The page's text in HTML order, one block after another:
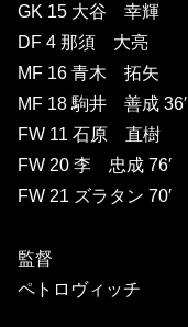
GK 15 大谷 幸輝
DF 4 那須 大亮
MF 16 青木 拓矢
MF 18 駒井 善成 36′
FW 11 石原 直樹
FW 20 李 忠成 76′
FW 21 ズラタン 70′
監督
ペトロヴィッチ